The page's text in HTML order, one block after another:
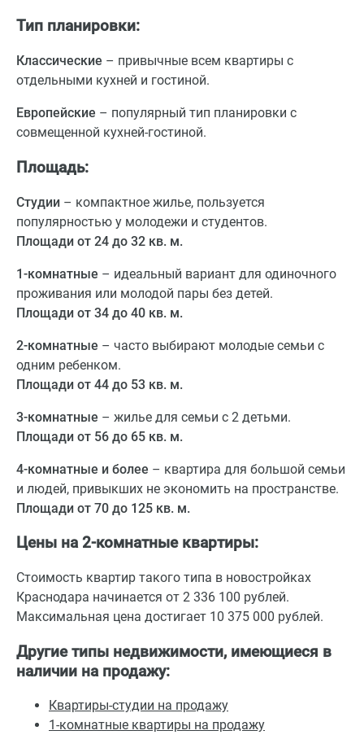
Тип планировки:
Классические – привычные всем квартиры с
отдельными кухней и гостиной.
Европейские – популярный тип планировки с
совмещенной кухней-гостиной.
Площадь:
Студии – компактное жилье, пользуется
популярностью у молодежи и студентов.
Площади от 24 до 32 кв. м.
1-комнатные – идеальный вариант для одиночного
проживания или молодой пары без детей.
Площади от 34 до 40 кв. м.
2-комнатные – часто выбирают молодые семьи с
одним ребенком.
Площади от 44 до 53 кв. м.
3-комнатные – жилье для семьи с 2 детьми.
Площади от 56 до 65 кв. м.
4-комнатные и более – квартира для большой семьи
и людей, привыкших не экономить на пространстве.
Площади от 70 до 125 кв. м.
Цены на 2-комнатные квартиры:
Стоимость квартир такого типа в новостройках
Краснодара начинается от 2 336 100 рублей.
Максимальная цена достигает 10 375 000 рублей.
Другие типы недвижимости, имеющиеся в
наличии на продажу:
Квартиры-студии на продажу
1-комнатные квартиры на продажу